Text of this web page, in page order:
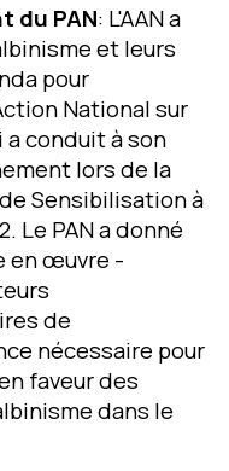
du PAN: L'AAN a
et leurs
pour
National sur
a conduit à son
lors de la
Sensibilisation à
Le PAN a donné
en œuvre -
de
nécessaire pour
faveur des
dans le